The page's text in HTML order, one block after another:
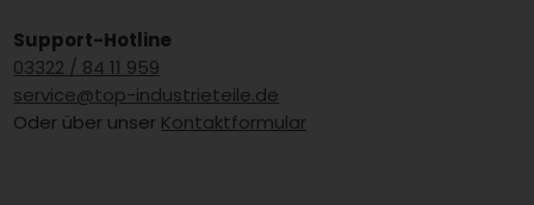
Support-Hotline
03322 / 84 11 959
service@top-industrieteile.de
Oder über unser Kontaktformular